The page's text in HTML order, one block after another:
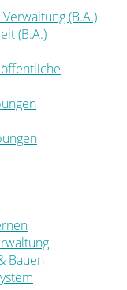
und Kultur
(B.A.)
(B.A.)
Bauen